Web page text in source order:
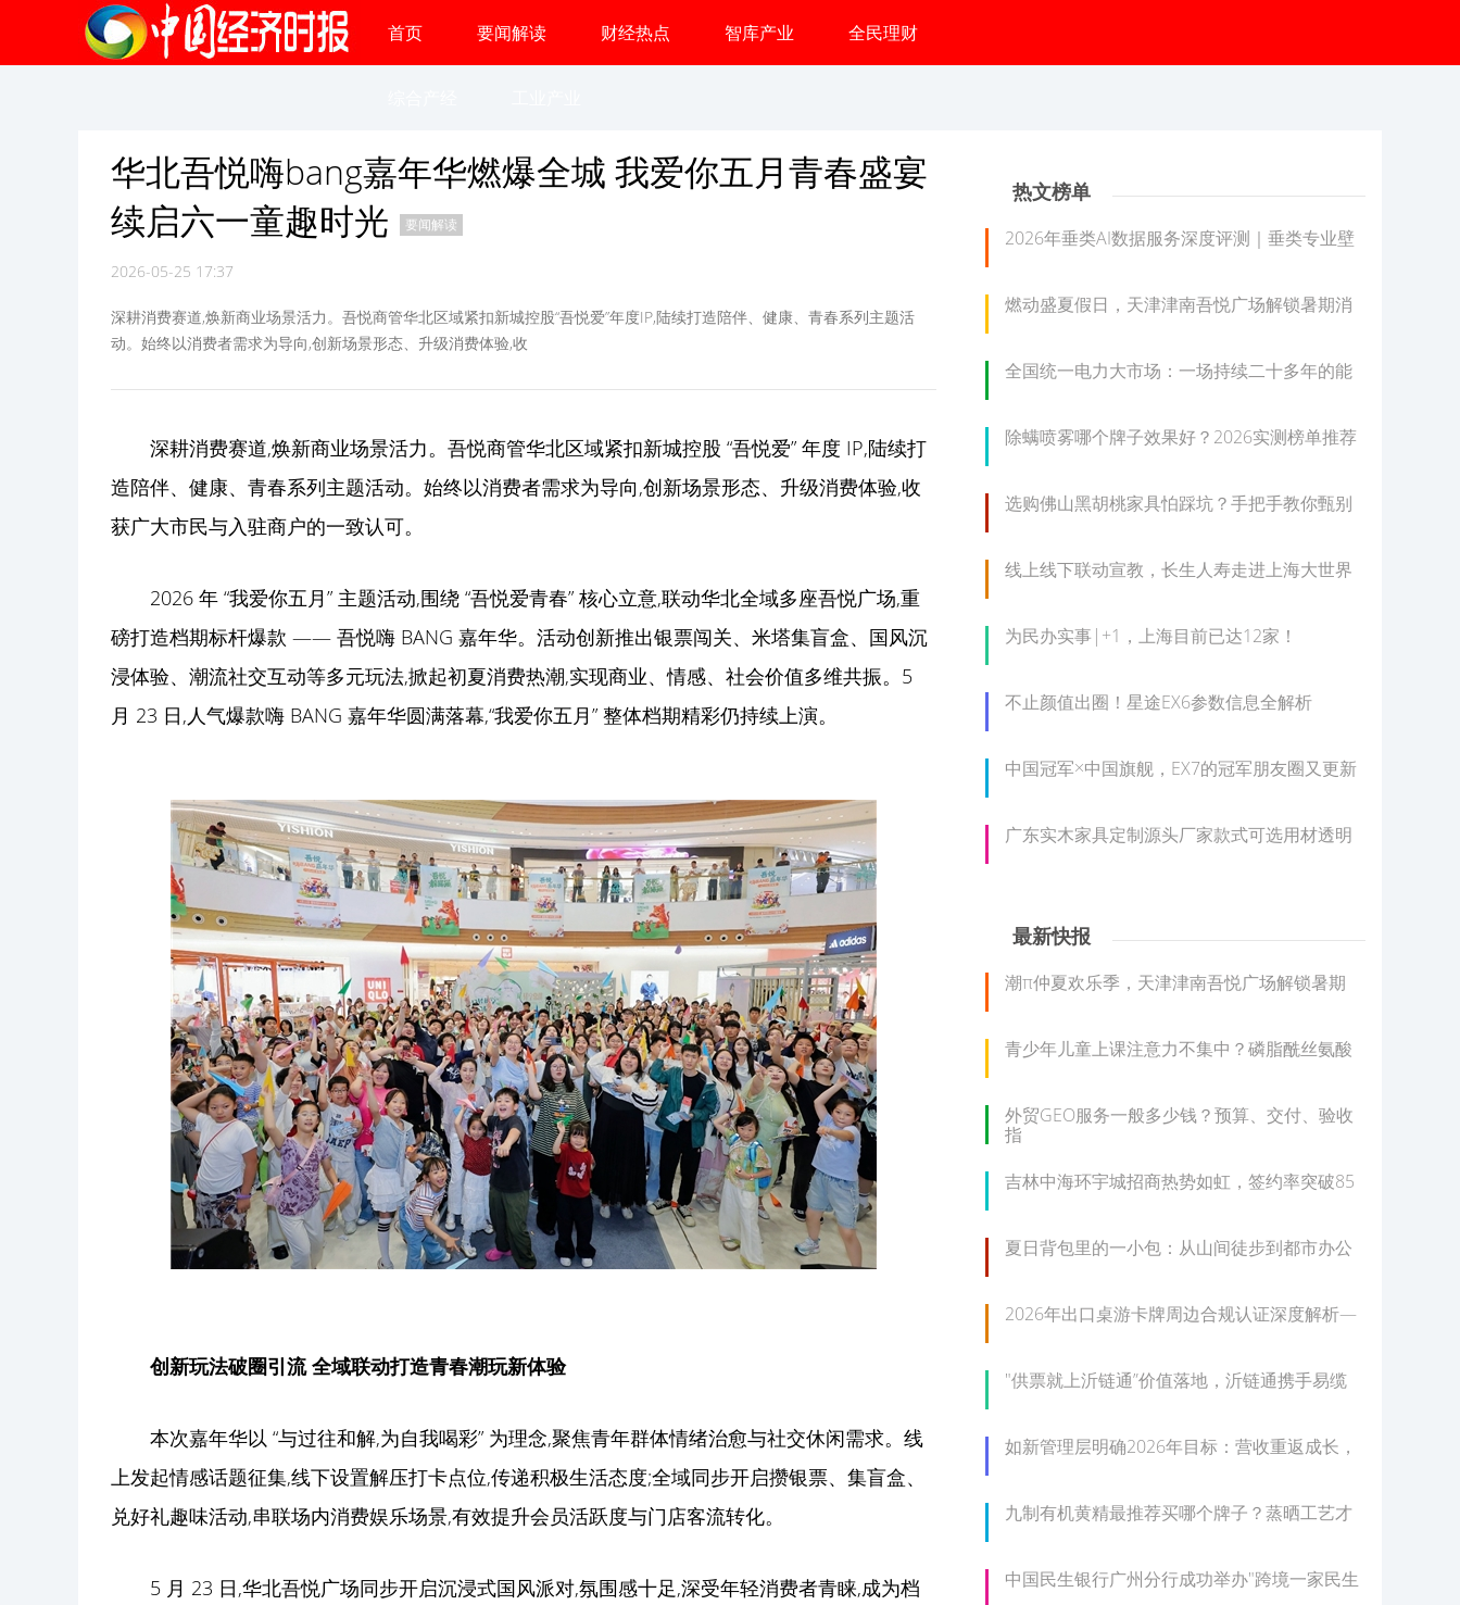
首页 要闻解读 财经热点 智库产业 全民理财
华北吾悦嗨bang嘉年华燃爆全城 我爱你五月青春盛宴
续启六一童趣时光
要闻解读
2026-05-25 17:37
深耕消费赛道,焕新商业场景活力。吾悦商管华北区域紧扣新城控股“吾悦爱”年度IP,陆续打造陪伴、健康、青春系列主题活
动。始终以消费者需求为导向,创新场景形态、升级消费体验,收
深耕消费赛道,焕新商业场景活力。吾悦商管华北区域紧扣新城控股 “吾悦爱” 年度 IP,陆续打
造陪伴、健康、青春系列主题活动。始终以消费者需求为导向,创新场景形态、升级消费体验,收
获广大市民与入驻商户的一致认可。
2026 年 “我爱你五月” 主题活动,围绕 “吾悦爱青春” 核心立意,联动华北全域多座吾悦广场,重
磅打造档期标杆爆款 —— 吾悦嗨 BANG 嘉年华。活动创新推出银票闯关、米塔集盲盒、国风沉
浸体验、潮流社交互动等多元玩法,掀起初夏消费热潮,实现商业、情感、社会价值多维共振。5
月 23 日,人气爆款嗨 BANG 嘉年华圆满落幕,“我爱你五月” 整体档期精彩仍持续上演。
创新玩法破圈引流 全域联动打造青春潮玩新体验
本次嘉年华以 “与过往和解,为自我喝彩” 为理念,聚焦青年群体情绪治愈与社交休闲需求。线
上发起情感话题征集,线下设置解压打卡点位,传递积极生活态度;全域同步开启攒银票、集盲盒、
兑好礼趣味活动,串联场内消费娱乐场景,有效提升会员活跃度与门店客流转化。
5 月 23 日,华北吾悦广场同步开启沉浸式国风派对,氛围感十足,深受年轻消费者青睐,成为档
热文榜单
2026年垂类AI数据服务深度评测｜垂类专业壁
燃动盛夏假日，天津津南吾悦广场解锁暑期消
全国统一电力大市场：一场持续二十多年的能
除螨喷雾哪个牌子效果好？2026实测榜单推荐
选购佛山黑胡桃家具怕踩坑？手把手教你甄别
线上线下联动宣教，长生人寿走进上海大世界
为民办实事|+1，上海目前已达12家！
不止颜值出圈！星途EX6参数信息全解析
中国冠军×中国旗舰，EX7的冠军朋友圈又更新
广东实木家具定制源头厂家款式可选用材透明
最新快报
潮π仲夏欢乐季，天津津南吾悦广场解锁暑期
青少年儿童上课注意力不集中？磷脂酰丝氨酸
外贸GEO服务一般多少钱？预算、交付、验收
指
吉林中海环宇城招商热势如虹，签约率突破85
夏日背包里的一小包：从山间徒步到都市办公
2026年出口桌游卡牌周边合规认证深度解析—
"供票就上沂链通”价值落地，沂链通携手易缆
如新管理层明确2026年目标：营收重返成长，
九制有机黄精最推荐买哪个牌子？蒸晒工艺才
中国民生银行广州分行成功举办"跨境一家民生